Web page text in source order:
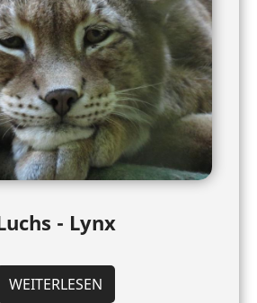
- Lynx
WEITERLESEN